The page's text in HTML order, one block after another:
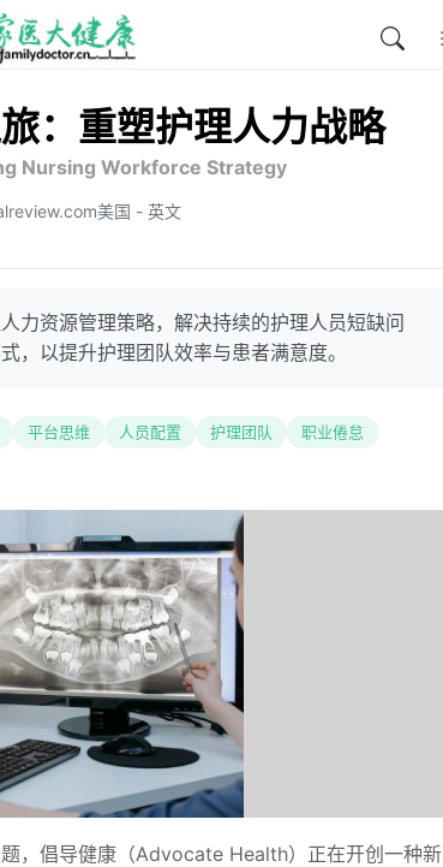
：重塑护理人力战略
Nursing Workforce Strategy
美国 - 英文
力资源管理策略，解决持续的护理人员短缺问
，以提升护理团队效率与患者满意度。
平台思维 人员配置 护理团队
职业倦怠
，倡导健康（Advocate Health）正在开创一种新